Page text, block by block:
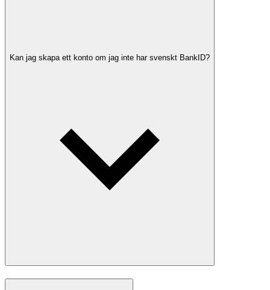
Kan jag skapa ett konto om jag inte har svenskt BankID?